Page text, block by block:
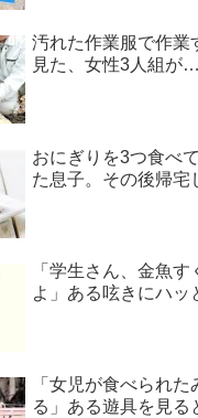
汚れた作業服で作業
見た、女性3人組が
おにぎりを3つ食べ
た息子。その後帰
「学生さん、金魚
よ」ある呟きにハッ
「女児が食べられ
る」ある遊具を見